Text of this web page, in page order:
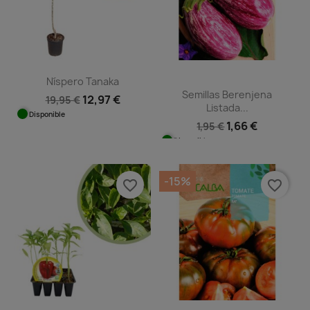
Níspero Tanaka
19,95 € 12,97 €
Disponible
Semillas Berenjena
Listada...
1,95 €1,66 €
Disponible
favorite_border -15% favorite_border